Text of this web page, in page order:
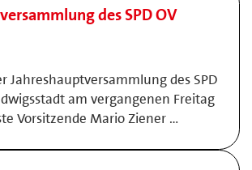
des SPD OV
Jahreshauptversammlung des SPD
am vergangenen Freitag
Vorsitzende Mario Ziener …